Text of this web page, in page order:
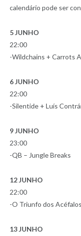
calendário pode ser
5 JUNHO
22:00
-Wildchains + Carrots
6 JUNHO
22:00
-Silentide + Luís
9 JUNHO
23:00
-QB – Jungle Breaks
12 JUNHO
22:00
-O Triunfo dos
13 JUNHO